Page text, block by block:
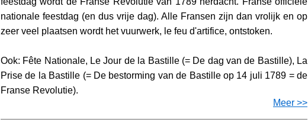
nationale feestdag (en dus vrije dag). Alle Fransen zijn dan vrolijk en op
zeer veel plaatsen wordt het vuurwerk, le feu d'artifice, ontstoken.
Ook: Fête Nationale, Le Jour de la Bastille (= De dag van de Bastille), La
Prise de la Bastille (= De bestorming van de Bastille op 14 juli 1789 = de
Franse Revolutie).
Meer >>